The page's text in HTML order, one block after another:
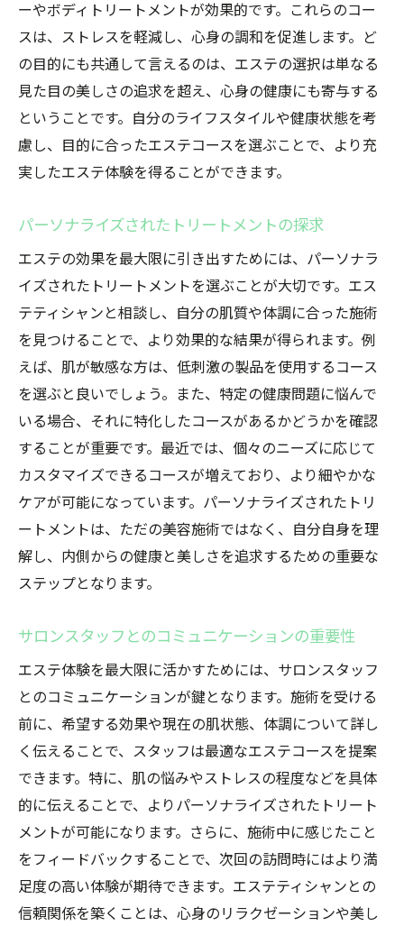
ーやボディトリートメントが効果的です。これらのコー
スは、ストレスを軽減し、心身の調和を促進します。ど
の目的にも共通して言えるのは、エステの選択は単なる
見た目の美しさの追求を超え、心身の健康にも寄与する
ということです。自分のライフスタイルや健康状態を考
慮し、目的に合ったエステコースを選ぶことで、より充
実したエステ体験を得ることができます。
パーソナライズされたトリートメントの探求
エステの効果を最大限に引き出すためには、パーソナラ
イズされたトリートメントを選ぶことが大切です。エス
テティシャンと相談し、自分の肌質や体調に合った施術
を見つけることで、より効果的な結果が得られます。例
えば、肌が敏感な方は、低刺激の製品を使用するコース
を選ぶと良いでしょう。また、特定の健康問題に悩んで
いる場合、それに特化したコースがあるかどうかを確認
することが重要です。最近では、個々のニーズに応じて
カスタマイズできるコースが増えており、より細やかな
ケアが可能になっています。パーソナライズされたトリ
ートメントは、ただの美容施術ではなく、自分自身を理
解し、内側からの健康と美しさを追求するための重要な
ステップとなります。
サロンスタッフとのコミュニケーションの重要性
エステ体験を最大限に活かすためには、サロンスタッフ
とのコミュニケーションが鍵となります。施術を受ける
前に、希望する効果や現在の肌状態、体調について詳し
く伝えることで、スタッフは最適なエステコースを提案
できます。特に、肌の悩みやストレスの程度などを具体
的に伝えることで、よりパーソナライズされたトリート
メントが可能になります。さらに、施術中に感じたこと
をフィードバックすることで、次回の訪問時にはより満
足度の高い体験が期待できます。エステティシャンとの
信頼関係を築くことは、心身のリラクゼーションや美し